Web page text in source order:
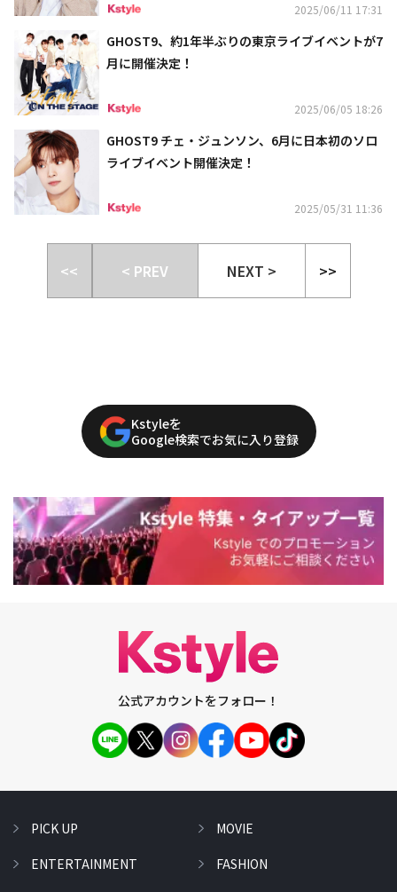
2025/06/11 17:31
GHOST9、約1年半ぶりの東京ライブイベントが7
月に開催決定！
2025/06/05 18:26
GHOST9 チェ・ジュンソン、6月に日本初のソロ
ライブイベント開催決定！
2025/05/31 11:36
<< < PREV NEXT > >>
Kstyleを
Google検索でお気に入り登録
公式アカウントをフォロー！
PICK UP
ENTERTAINMENT
MOVIE
FASHION